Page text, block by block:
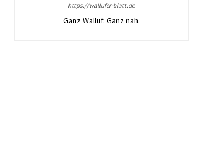
https://wallufer-blatt.de
Ganz Walluf. Ganz nah.